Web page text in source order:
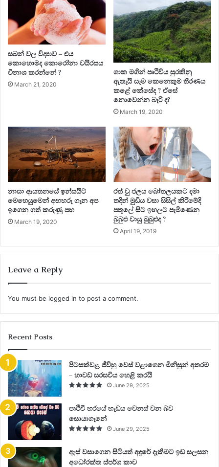
සබන් වල විද්‍යාව – එය
කොහොමද කොරෝනා වයිරසය
විනාශ කරන්නේ ?
March 21, 2020
ශාක මගින් පෘථිවිය සුරකිනු
ඇතැයි සෑම කෙනෙකුම තීරණය
කළේ කේසේද ? ඒසේ
නොවෙන්න බැරි ද?
March 19, 2020
නාසා ආයතනයේ ඉන්සයිට්
මෙහෙයුමෙන් අඟහරු ගැන අප
ඉගෙන ගත් කරුණු පහ
March 19, 2020
රත් වු ජලය බෝතලයකට දමා
තදින් මුඩිය වසා සිසිල් කිරිමේදි
පතුලේ සිට ඉහලට පැමිණෙන
බුබුළු වායු බුබුළුද ?
April 19, 2019
Leave a Reply
You must be logged in to post a comment.
Recent Posts
පිටසක්වළ ජීවීහු වෙස් වළාගෙන මිනිසුන් අතරම
– හාවඩ් සරසවිය හෙළි කරයි
June 29, 2025
පෘථිවි හරයේ හැඩය වෙනස් වන බව
සොයාගැනේ
June 29, 2025
ඇස් වසාගෙන සිටියත් අඳුරේ දැකීමට ඉඩ සලසන
අධෝරක්ත ස්පර්ශ කාච